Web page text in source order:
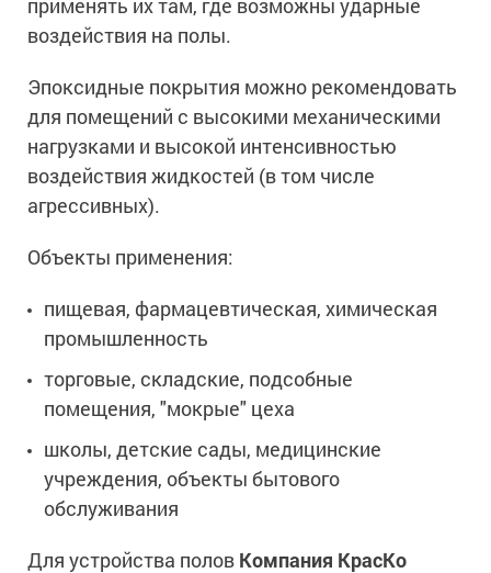
применять их там, где возможны ударные
воздействия на полы.
Эпоксидные покрытия можно рекомендовать
для помещений с высокими механическими
нагрузками и высокой интенсивностью
воздействия жидкостей (в том числе
агрессивных).
Объекты применения:
пищевая, фармацевтическая, химическая
промышленность
торговые, складские, подсобные
помещения, "мокрые" цеха
школы, детские сады, медицинские
учреждения, объекты бытового
обслуживания
Для устройства полов Компания КрасКо